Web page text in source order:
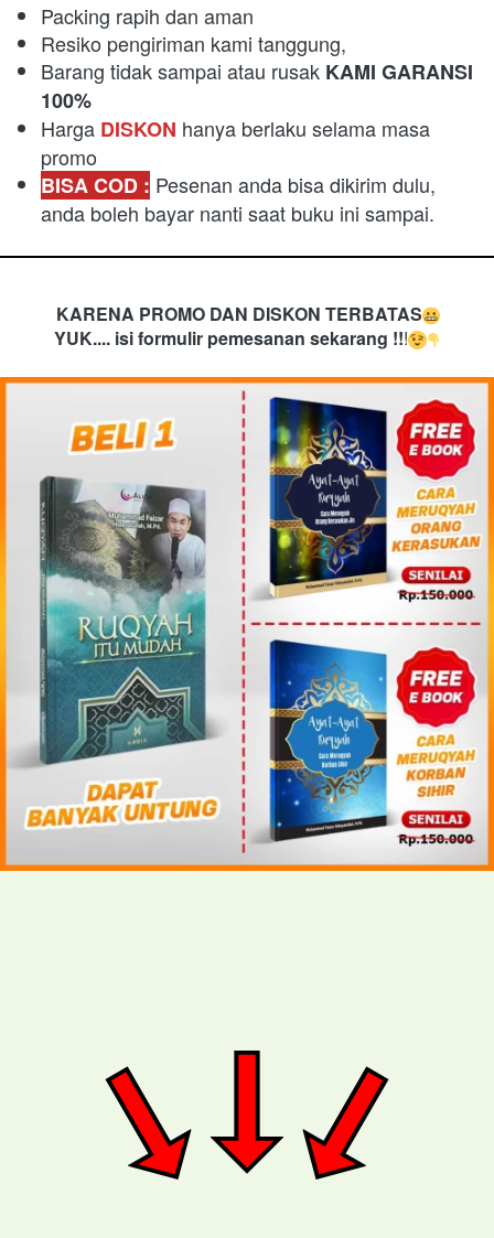
Packing rapih dan aman
Resiko pengiriman kami tanggung,
Barang tidak sampai atau rusak KAMI GARANSI
100%
Harga DISKON hanya berlaku selama masa
promo
BISA COD : Pesenan anda bisa dikirim dulu,
anda boleh bayar nanti saat buku ini sampai.
KARENA PROMO DAN DISKON TERBATAS
YUK.... isi formulir pemesanan sekarang !!!